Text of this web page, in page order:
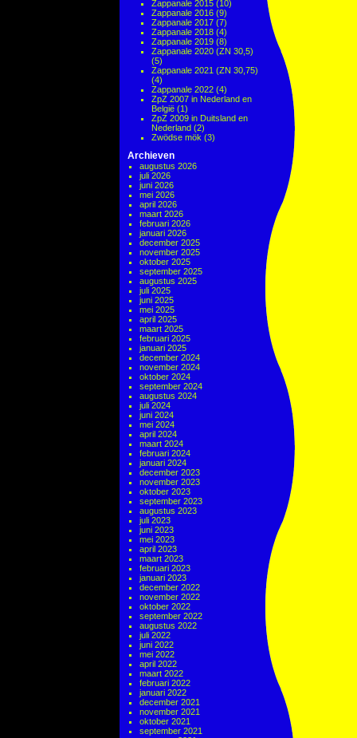
Zappanale 2015 (10)
Zappanale 2016 (9)
Zappanale 2017 (7)
Zappanale 2018 (4)
Zappanale 2019 (8)
Zappanale 2020 (ZN 30,5)
(5)
Zappanale 2021 (ZN 30,75)
(4)
Zappanale 2022 (4)
ZpZ 2007 in Nederland en
België (1)
ZpZ 2009 in Duitsland en
Nederland (2)
Zwödse mök (3)
Archieven
augustus 2026
juli 2026
juni 2026
mei 2026
april 2026
maart 2026
februari 2026
januari 2026
december 2025
november 2025
oktober 2025
september 2025
augustus 2025
juli 2025
juni 2025
mei 2025
april 2025
maart 2025
februari 2025
januari 2025
december 2024
november 2024
oktober 2024
september 2024
augustus 2024
juli 2024
juni 2024
mei 2024
april 2024
maart 2024
februari 2024
januari 2024
december 2023
november 2023
oktober 2023
september 2023
augustus 2023
juli 2023
juni 2023
mei 2023
april 2023
maart 2023
februari 2023
januari 2023
december 2022
november 2022
oktober 2022
september 2022
augustus 2022
juli 2022
juni 2022
mei 2022
april 2022
maart 2022
februari 2022
januari 2022
december 2021
november 2021
oktober 2021
september 2021